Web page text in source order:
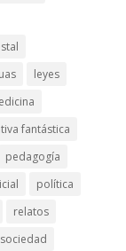
leyes
fantástica
pedagogía
política
relatos
sociedad